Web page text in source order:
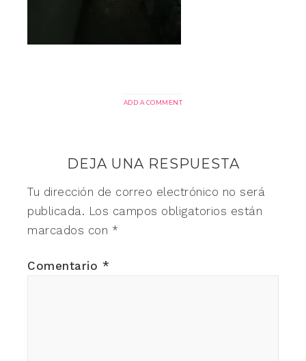
ADD A COMMENT
DEJA UNA RESPUESTA
Tu dirección de correo electrónico no será
publicada. Los campos obligatorios están
marcados con *
Comentario *